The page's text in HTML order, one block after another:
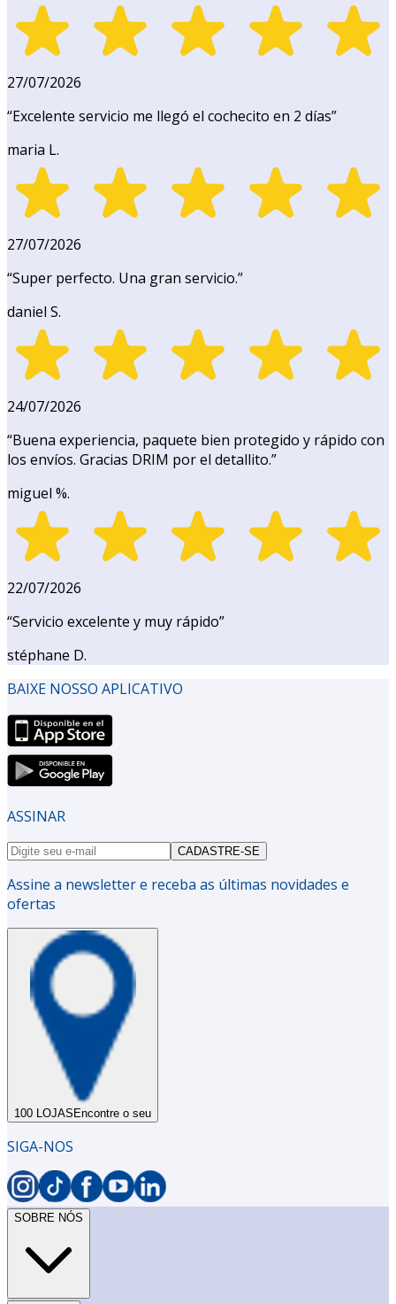
27/07/2026
“Excelente servicio me llegó el cochecito en 2 días”
maria L.
27/07/2026
“Super perfecto. Una gran servicio.”
daniel S.
24/07/2026
“Buena experiencia, paquete bien protegido y rápido con
los envíos. Gracias DRIM por el detallito.”
miguel %.
22/07/2026
“Servicio excelente y muy rápido”
stéphane D.
BAIXE NOSSO APLICATIVO
ASSINAR
CADASTRE-SE
Assine a newsletter e receba as últimas novidades e
ofertas
100 LOJAS Encontre o seu
SIGA-NOS
SOBRE NÓS